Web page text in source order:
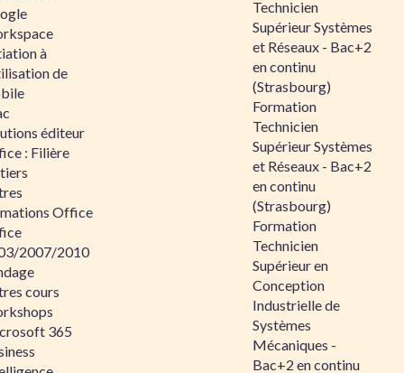
à
de
éditeur
: Filière
Office
2007/2010
cours
365
Technicien
Supérieur Systèmes
et Réseaux - Bac+2
en continu
(Strasbourg)
Formation
Technicien
Supérieur Systèmes
et Réseaux - Bac+2
en continu
(Strasbourg)
Formation
Technicien
Supérieur en
Conception
Industrielle de
Systèmes
Mécaniques -
Bac+2 en continu